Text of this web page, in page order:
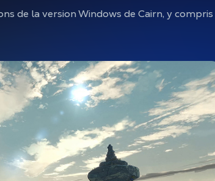
de la version Windows de Cairn, y compris